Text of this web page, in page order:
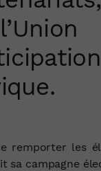
remporter les
sa campagne